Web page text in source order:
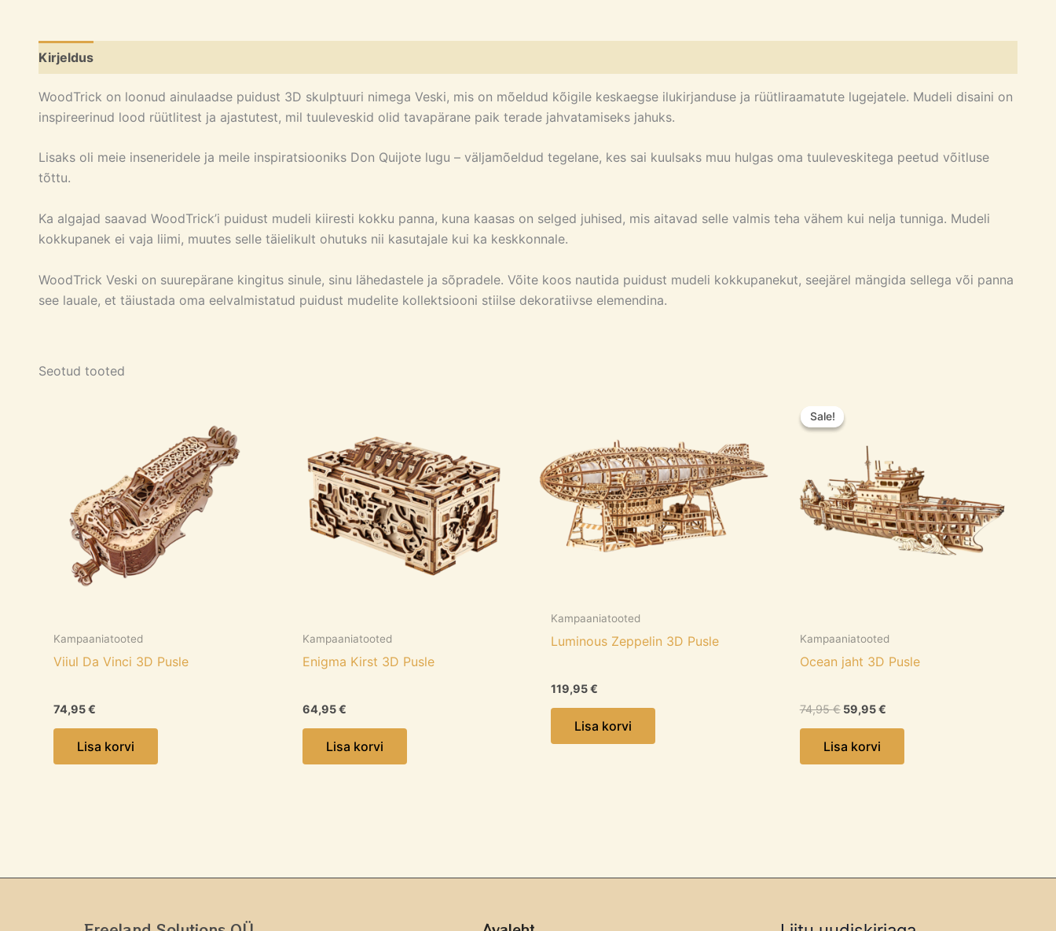
Kirjeldus
WoodTrick on loonud ainulaadse puidust 3D skulptuuri nimega Veski, mis on mõeldud kõigile keskaegse ilukirjanduse ja rüütliraamatute lugejatele. Mudeli disaini on
inspireerinud lood rüütlitest ja ajastutest, mil tuuleveskid olid tavapärane paik terade jahvatamiseks jahuks.
Lisaks oli meie inseneridele ja meile inspiratsiooniks Don Quijote lugu – väljamõeldud tegelane, kes sai kuulsaks muu hulgas oma tuuleveskitega peetud võitluse
tõttu.
Ka algajad saavad WoodTrick’i puidust mudeli kiiresti kokku panna, kuna kaasas on selged juhised, mis aitavad selle valmis teha vähem kui nelja tunniga. Mudeli
kokkupanek ei vaja liimi, muutes selle täielikult ohutuks nii kasutajale kui ka keskkonnale.
WoodTrick Veski on suurepärane kingitus sinule, sinu lähedastele ja sõpradele. Võite koos nautida puidust mudeli kokkupanekut, seejärel mängida sellega või panna
see lauale, et täiustada oma eelvalmistatud puidust mudelite kollektsiooni stiilse dekoratiivse elemendina.
Seotud tooted
Kampaaniatooted
Viiul Da Vinci 3D Pusle
74,95€
Lisa korvi
Kampaaniatooted
Enigma Kirst 3D Pusle
64,95€
Lisa korvi
Kampaaniatooted
Luminous Zeppelin 3D Pusle
119,95€
Lisa korvi
Sale!
Sale!
Kampaaniatooted
Ocean jaht 3D Pusle
74,95€
hind
oli:
59,95€
Lisa korvi